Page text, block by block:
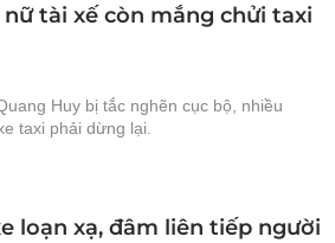
tài xế còn mắng chửi taxi
Huy bị tắc nghẽn cục bộ, nhiều
taxi phải dừng lại.
loạn xạ, đâm liên tiếp người